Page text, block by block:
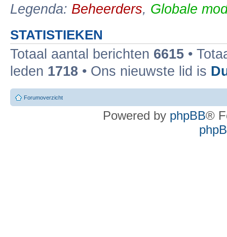
Legenda: Beheerders, Globale
STATISTIEKEN
Totaal aantal berichten 6615 •
leden 1718 • Ons nieuwste lid is
Forumoverzicht
Powered by phpBB®